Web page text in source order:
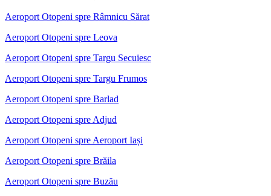
Aeroport Otopeni spre Râmnicu Sărat
Aeroport Otopeni spre Leova
Aeroport Otopeni spre Targu Secuiesc
Aeroport Otopeni spre Targu Frumos
Aeroport Otopeni spre Barlad
Aeroport Otopeni spre Adjud
Aeroport Otopeni spre Aeroport Iași
Aeroport Otopeni spre Brăila
Aeroport Otopeni spre Buzău